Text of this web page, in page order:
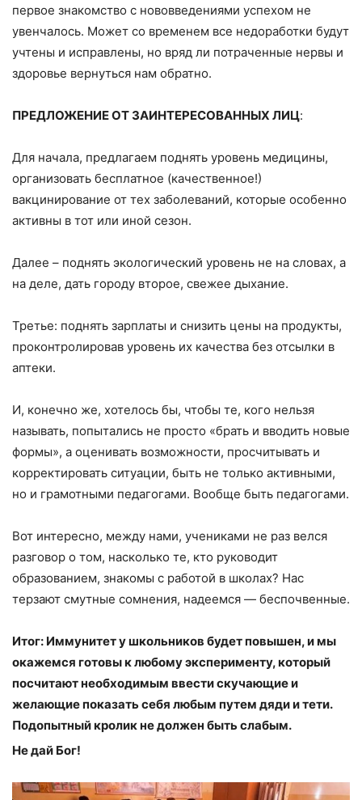
первое знакомство с нововведениями успехом не
увенчалось. Может со временем все недоработки будут
учтены и исправлены, но вряд ли потраченные нервы и
здоровье вернуться нам обратно.
ПРЕДЛОЖЕНИЕ ОТ ЗАИНТЕРЕСОВАННЫХ ЛИЦ:
Для начала, предлагаем поднять уровень медицины,
организовать бесплатное (качественное!)
вакцинирование от тех заболеваний, которые особенно
активны в тот или иной сезон.
Далее – поднять экологический уровень не на словах, а
на деле, дать городу второе, свежее дыхание.
Третье: поднять зарплаты и снизить цены на продукты,
проконтролировав уровень их качества без отсылки в
аптеки.
И, конечно же, хотелось бы, чтобы те, кого нельзя
называть, попытались не просто «брать и вводить новые
формы», а оценивать возможности, просчитывать и
корректировать ситуации, быть не только активными,
но и грамотными педагогами. Вообще быть педагогами.
Вот интересно, между нами, учениками не раз велся
разговор о том, насколько те, кто руководит
образованием, знакомы с работой в школах? Нас
терзают смутные сомнения, надеемся — беспочвенные.
Итог: Иммунитет у школьников будет повышен, и мы
окажемся готовы к любому эксперименту, который
посчитают необходимым ввести скучающие и
желающие показать себя любым путем дяди и тети.
Подопытный кролик не должен быть слабым.
Не дай Бог!